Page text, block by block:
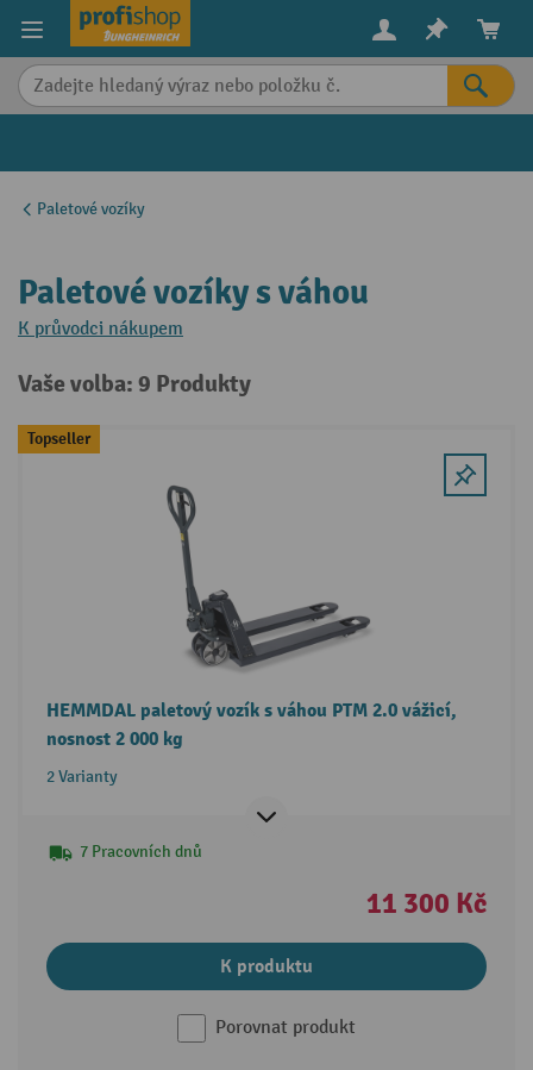
content
Paletové vozíky
Paletové vozíky s váhou
K průvodci nákupem
Vaše volba: 9 Produkty
Topseller
HEMMDAL paletový vozík s váhou PTM 2.0 vážicí,
nosnost 2 000 kg
2 Varianty
7 Pracovních dnů
11 300 Kč
K produktu
Porovnat produkt